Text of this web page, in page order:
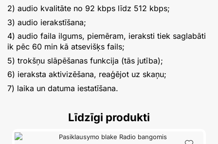
2) audio kvalitāte no 92 kbps līdz 512 kbps;
3) audio ierakstīšana;
4) audio faila ilgums, piemēram, ieraksti tiek saglabāti
ik pēc 60 min kā atsevišķs fails;
5) trokšņu slāpēšanas funkcija (tās jutība);
6) ieraksta aktivizēšana, reaģējot uz skaņu;
7) laika un datuma iestatīšana.
Līdzīgi produkti